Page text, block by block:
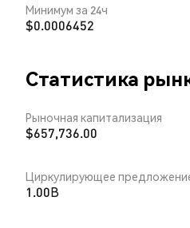
Минимум за 24ч
$0.0006452
Статистика
Рыночная капитализация
$657,736.00
Циркулирующее
1.00B